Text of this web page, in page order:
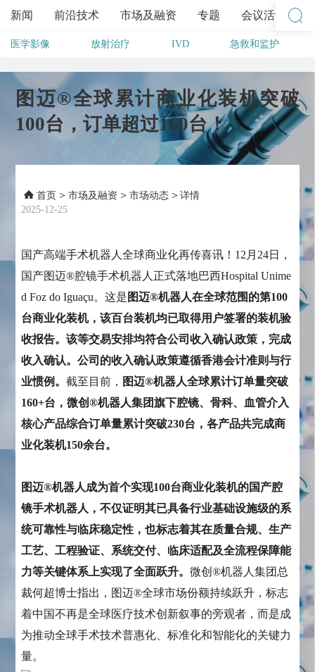
新闻 前沿技术 市场及融资 专题 会议活动
医学影像 放射治疗 IVD 急救和监护
图迈®全球累计商业化装机突破
100台，订单超过160台！
首页 > 市场及融资 > 市场动态 > 详情
2025-12-25
国产高端手术机器人全球商业化再传喜讯！12月24日，
国产图迈®腔镜手术机器人正式落地巴西Hospital Unime
d Foz do Iguaçu。这是 图迈®机器人在全球范围的第100
台商业化装机，该百台装机均已取得用户签署的装机验
收报告。该等交易安排均符合公司收入确认政策，完成
收入确认。公司的收入确认政策遵循香港会计准则与行
业惯例。截至目前， 图迈®机器人全球累计订单量突破
160+台，微创®机器人集团旗下腔镜、骨科、血管介入
核心产品综合订单量累计突破230台，各产品共完成商
业化装机150余台。
图迈®机器人成为首个实现100台商业化装机的国产腔
镜手术机器人，不仅证明其已具备行业基础设施级的系
统可靠性与临床稳定性，也标志着其在质量合规、生产
工艺、工程验证、系统交付、临床适配及全流程保障能
力等关键体系上实现了全面跃升。微创®机器人集团总
裁何超博士指出，图迈®全球市场份额持续跃升，标志
着中国不再是全球医疗技术创新叙事的旁观者，而是成
为推动全球手术技术普惠化、标准化和智能化的关键力
量。